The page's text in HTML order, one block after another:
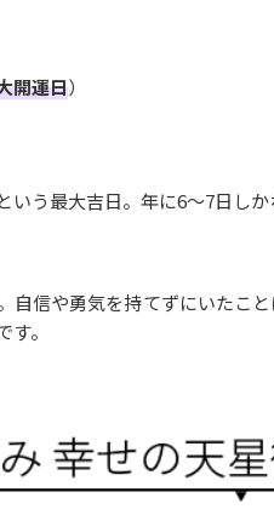
開運日）
いう最大吉日。年に6〜7日しか
自信や勇気を持てずにいたこ
。